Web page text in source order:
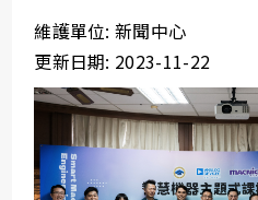
維護單位: 新聞中心
更新日期: 2023-11-22